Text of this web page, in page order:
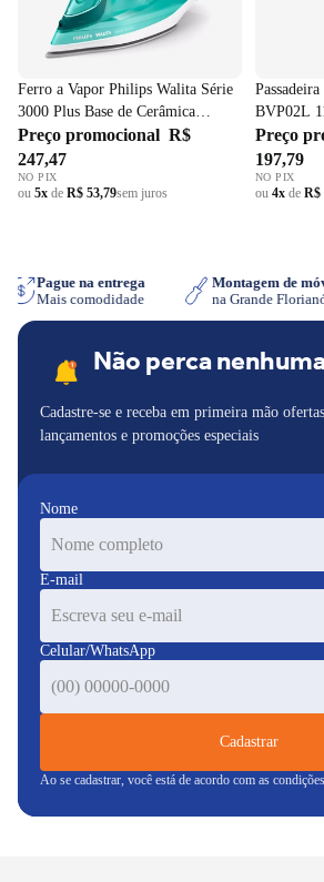
Ferro a Vapor Philips Walita Série
3000 Plus Base de Cerâmica
DST3030 2000W Verde 220V
Preço promocional R$
247,47
NO PIX
ou 5x de R$ 53,79sem juros
BVP02L
220V
Preço
197,79
NO PIX
ou 4x de R$
Pague na entrega
Mais comodidade
Montagem de
na Grande
Não perca
Cadastre-se e receba em primeira mão
lançamentos e promoções especiais
Nome
E-mail
Celular/WhatsApp
Cadastrar
Ao se cadastrar, você está de acordo com as